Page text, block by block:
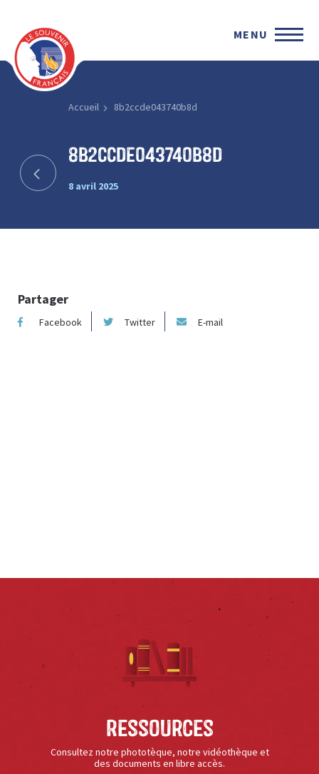
MENU
Accueil 8b2ccde043740b8d
8b2ccde043740b8d
8 avril 2025
Partager
Facebook Twitter E-mail
Ressources
Consultez notre phototèque, notre vidéothèque et
des documents en libre accès.